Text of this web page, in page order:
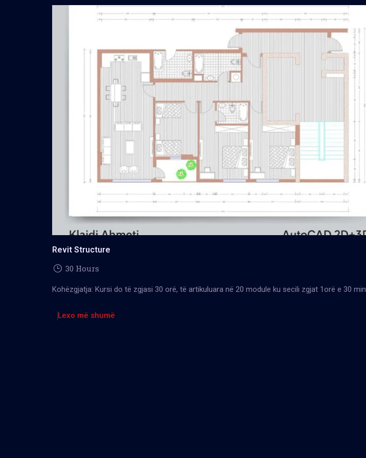
Revit Structure
30 Hours
Kohëzgjatja: Kursi do të zgjasi 30 orë, të artikuluara në 20 module ku secili zgjat 1orë e 30 min
Lexo më shumë